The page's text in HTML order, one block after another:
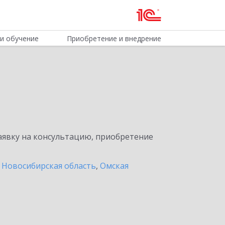
обучение Приобретение и внедрение
на консультацию, приобретение
Новосибирская область, Омская